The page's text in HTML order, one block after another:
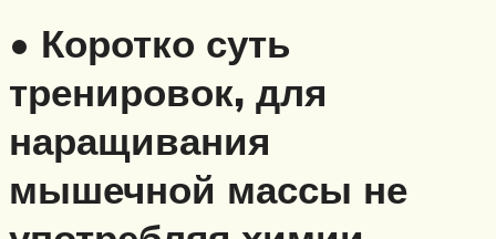
• Коротко суть
тренировок, для
наращивания
мышечной массы не